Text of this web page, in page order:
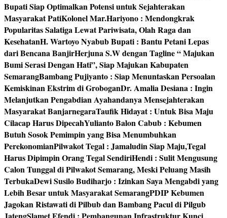
Bupati Siap Optimalkan Potensi untuk Sejahterakan
Masyarakat PatiKolonel Mar.Hariyono : Mendongkrak
Popularitas Salatiga Lewat Pariwisata, Olah Raga dan
KesehatanH. Wartoyo Nyabub Bupati : Bantu Petani Lepas
dari Bencana BanjirHerjuna S.W dengan Tagline “ Majukan
Bumi Serasi Dengan Hati”, Siap Majukan Kabupaten
SemarangBambang Pujiyanto : Siap Menuntaskan Persoalan
Kemiskinan Ekstrim di GroboganDr. Amalia Desiana : Ingin
Melanjutkan Pengabdian Ayahandanya Mensejahterakan
Masyarakat BanjarnegaraTaufik Hidayat : Untuk Bisa Maju
Cilacap Harus DipecahYulianto Balon Cabub : Kebumen
Butuh Sosok Pemimpin yang Bisa Menumbuhkan
PerekonomianPilwakot Tegal : Jamaludin Siap Maju,Tegal
Harus Dipimpin Orang Tegal SendiriHendi : Sulit Mengusung
Calon Tunggal di Pilwakot Semarang, Meski Peluang Masih
TerbukaDewi Susilo Budiharjo : Izinkan Saya Mengabdi yang
Lebih Besar untuk Masyarakat SemarangPDIP Kebumen
Jagokan Ristawati di Pilbub dan Bambang Pacul di Pilgub